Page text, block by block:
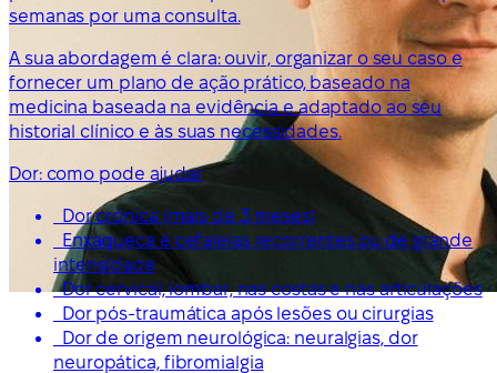
semanas por uma consulta.
A sua abordagem é clara: ouvir, organizar o seu caso e
fornecer um plano de ação prático, baseado na
medicina baseada na evidência e adaptado ao seu
historial clínico e às suas necessidades.
Dor: como pode ajudar
Dor crónica (mais de 3 meses)
Enxaqueca e cefaleias recorrentes ou de grande
intensidade
Dor cervical, lombar, nas costas e nas articulações
Dor pós-traumática após lesões ou cirurgias
Dor de origem neurológica: neuralgias, dor
neuropática, fibromialgia